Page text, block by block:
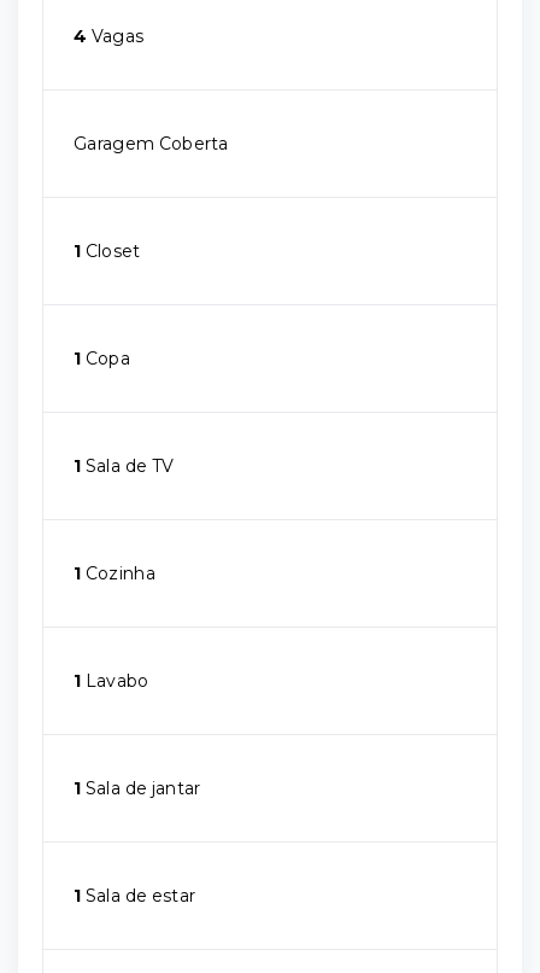
4 Vagas
Garagem Coberta
1 Closet
1 Copa
1 Sala de TV
1 Cozinha
1 Lavabo
1 Sala de jantar
1 Sala de estar